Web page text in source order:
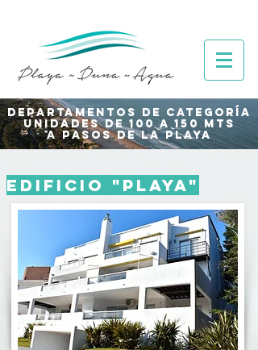
DEPARTAMENTOS DE CATEGO RÍA
UNIDADES DE 100 A 150 MTS
A pasos DE LA PLAYA
EDIFICIO "PLAYA"